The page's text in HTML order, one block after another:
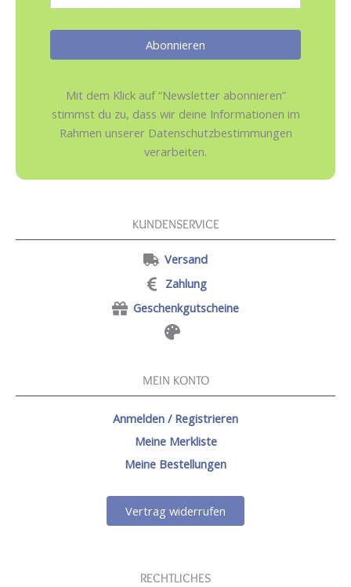
Mit dem Klick auf “Newsletter abonnieren”
stimmst du zu, dass wir deine Informationen im
Rahmen unserer Datenschutzbestimmungen
verarbeiten.
KUNDENSERVICE
Versand
Zahlung
Geschenkgutscheine
MEIN KONTO
Anmelden / Registrieren
Meine Merkliste
Meine Bestellungen
Vertrag widerrufen
RECHTLICHES